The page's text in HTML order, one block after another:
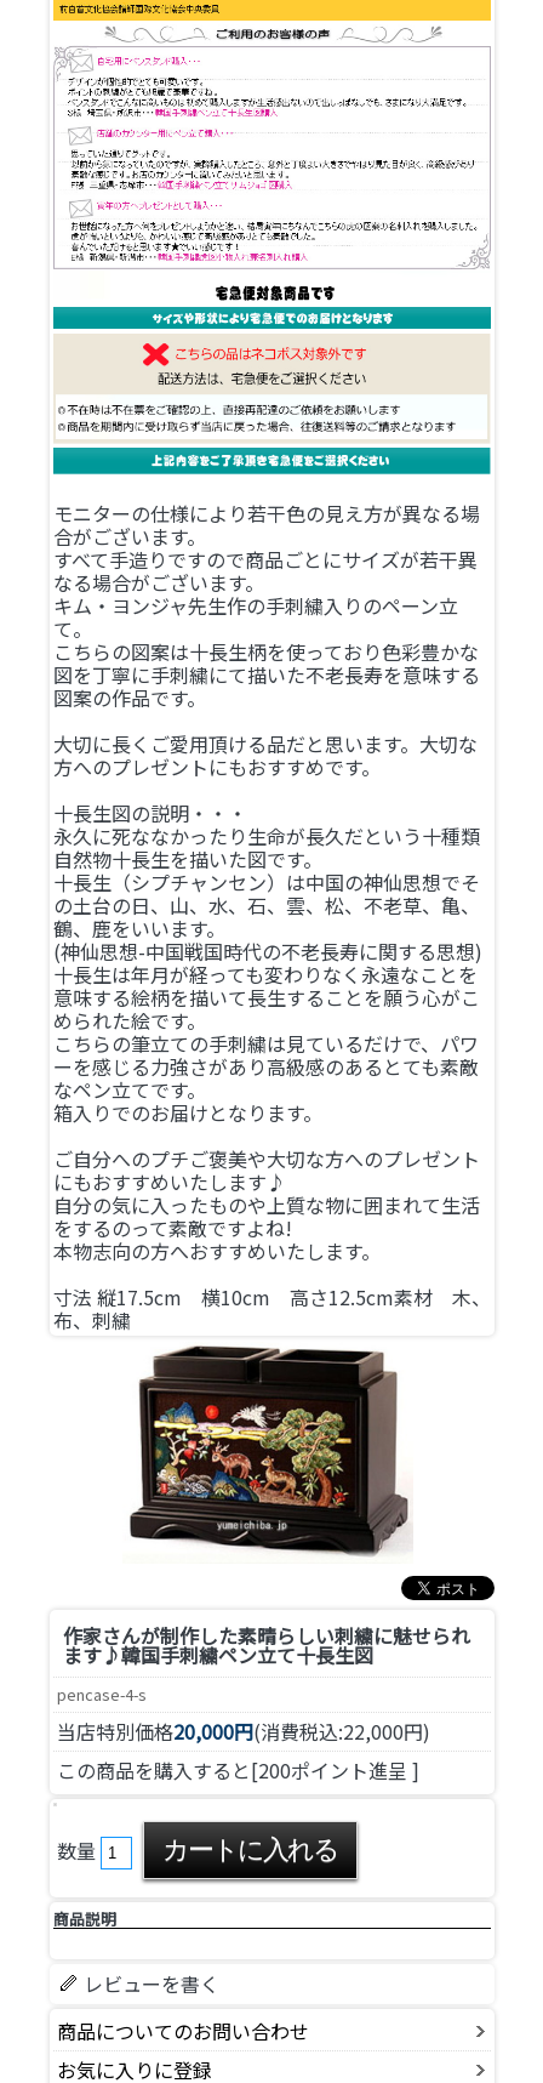
モニターの仕様により若干色の見え方が異なる場
合がございます。
すべて手造りですので商品ごとにサイズが若干異
なる場合がございます。
キム・ヨンジャ先生作の手刺繍入りのペーン立
て。
こちらの図案は十長生柄を使っており色彩豊かな
図を丁寧に手刺繍にて描いた不老長寿を意味する
図案の作品です。
大切に長くご愛用頂ける品だと思います。大切な
方へのプレゼントにもおすすめです。
十長生図の説明・・・
永久に死ななかったり生命が長久だという十種類
自然物十長生を描いた図です。
十長生（シプチャンセン）は中国の神仙思想でそ
の土台の日、山、水、石、雲、松、不老草、亀、
鶴、鹿をいいます。
(神仙思想-中国戦国時代の不老長寿に関する思想)
十長生は年月が経っても変わりなく永遠なことを
意味する絵柄を描いて長生することを願う心がこ
められた絵です。
こちらの筆立ての手刺繍は見ているだけで、パワ
ーを感じる力強さがあり高級感のあるとても素敵
なペン立てです。
箱入りでのお届けとなります。
ご自分へのプチご褒美や大切な方へのプレゼント
にもおすすめいたします♪
自分の気に入ったものや上質な物に囲まれて生活
をするのって素敵ですよね!
本物志向の方へおすすめいたします。
寸法 縦17.5cm 横10cm 高さ12.5cm素材 木、
布、刺繍
作家さんが制作した素晴らしい刺繍に魅せられ
ます♪韓国手刺繍ペン立て十長生図
pencase-4-s
当店特別価格20,000円(消費税込:22,000円)
この商品を購入すると[200ポイント進呈 ]
数量
商品説明
レビューを書く
商品についてのお問い合わせ
お気に入りに登録